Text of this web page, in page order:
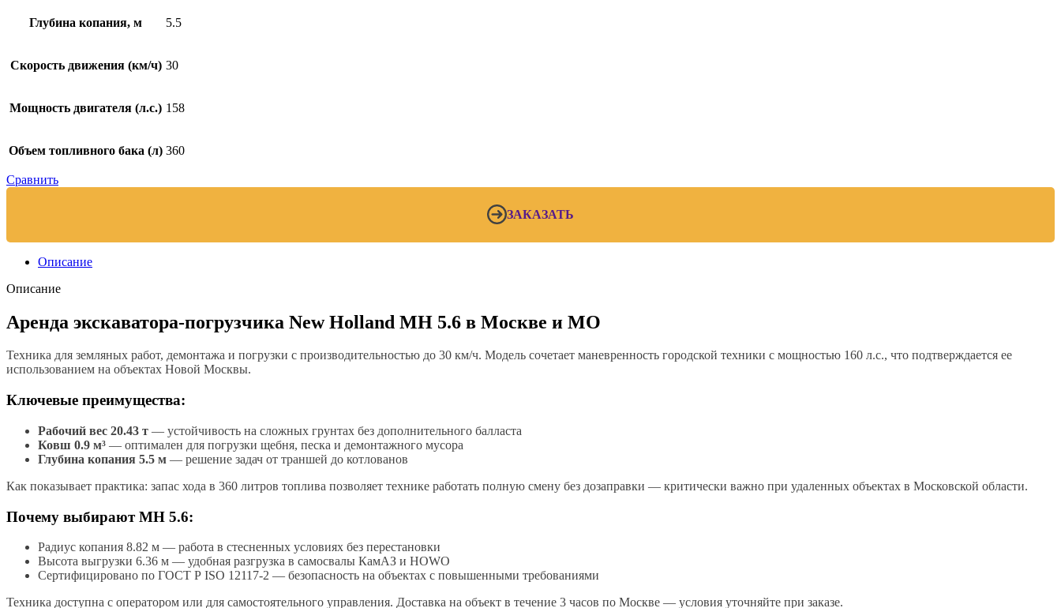
Глубина копания, м 5.5
Скорость движения (км/ч) 30
Мощность двигателя (л.с.) 158
Объем топливного бака (л) 360
Сравнить
ЗАКАЗАТЬ
Описание
Описание
Аренда экскаватора-погрузчика New Holland MH 5.6 в Москве и МО
Техника для земляных работ, демонтажа и погрузки с производительностью до 30 км/ч. Модель сочетает маневренность городской техники с мощностью 160 л.с., что подтверждается ее
использованием на объектах Новой Москвы.
Ключевые преимущества:
Рабочий вес 20.43 т — устойчивость на сложных грунтах без дополнительного балласта
Ковш 0.9 м³ — оптимален для погрузки щебня, песка и демонтажного мусора
Глубина копания 5.5 м — решение задач от траншей до котлованов
Как показывает практика: запас хода в 360 литров топлива позволяет технике работать полную смену без дозаправки — критически важно при удаленных объектах в Московской области.
Почему выбирают MH 5.6:
Радиус копания 8.82 м — работа в стесненных условиях без перестановки
Высота выгрузки 6.36 м — удобная разгрузка в самосвалы КамАЗ и HOWO
Сертифицировано по ГОСТ Р ISO 12117-2 — безопасность на объектах с повышенными требованиями
Техника доступна с оператором или для самостоятельного управления. Доставка на объект в течение 3 часов по Москве — условия уточняйте при заказе.